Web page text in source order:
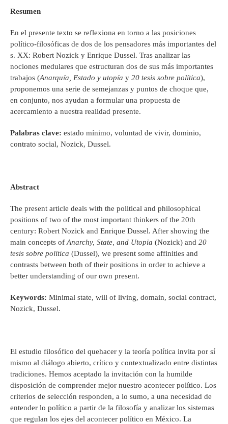
Resumen
En el presente texto se reflexiona en torno a las posiciones
político-filosóficas de dos de los pensadores más importantes del
s. XX: Robert Nozick y Enrique Dussel. Tras analizar las
nociones medulares que estructuran dos de sus más importantes
trabajos (Anarquía, Estado y utopía y 20 tesis sobre política),
proponemos una serie de semejanzas y puntos de choque que,
en conjunto, nos ayudan a formular una propuesta de
acercamiento a nuestra realidad presente.
Palabras clave: estado mínimo, voluntad de vivir, dominio,
contrato social, Nozick, Dussel.
Abstract
The present article deals with the political and philosophical
positions of two of the most important thinkers of the 20th
century: Robert Nozick and Enrique Dussel. After showing the
main concepts ofAnarchy, State, and Utopia (Nozick) and 20
tesis sobre política (Dussel), we present some affinities and
contrasts between both of their positions in order to achieve a
better understanding of our own present.
Keywords: Minimal state, will of living, domain, social contract,
Nozick, Dussel.
El estudio filosófico del quehacer y la teoría política invita por sí
mismo al diálogo abierto, crítico y contextualizado entre distintas
tradiciones. Hemos aceptado la invitación con la humilde
disposición de comprender mejor nuestro acontecer político. Los
criterios de selección responden, a lo sumo, a una necesidad de
entender lo político a partir de la filosofía y analizar los sistemas
que regulan los ejes del acontecer político en México. La